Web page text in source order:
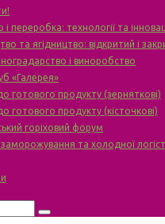
і переробка: технології та
та ягідництво: відкритий і
і виноробство
«Галерея»
готового продукту (зерняткові)
готового продукту (кісточкові)
горіховий форум
заморожування та холодної